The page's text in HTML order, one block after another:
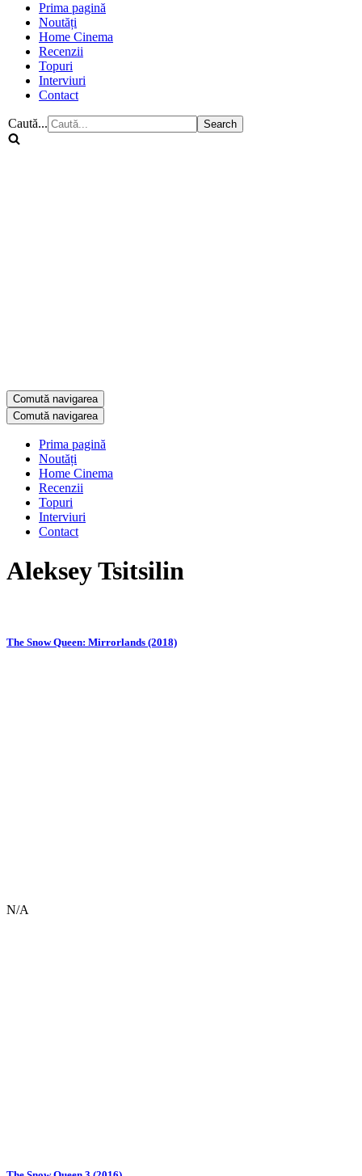
Prima pagină
Noutăți
Home Cinema
Recenzii
Topuri
Interviuri
Contact
Caută...
Comută navigarea
Comută navigarea
Prima pagină
Noutăți
Home Cinema
Recenzii
Topuri
Interviuri
Contact
Aleksey Tsitsilin
The Snow Queen: Mirrorlands (2018)
N/A